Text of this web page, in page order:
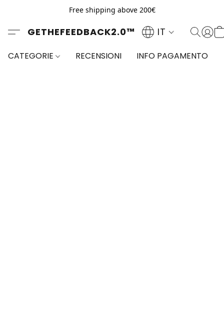
Free shipping above 200€
GETHEFEEDBACK2.0™ IT
CATEGORIE RECENSIONI INFO PAGAMENTO